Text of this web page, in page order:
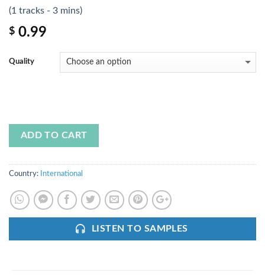
(1 tracks - 3 mins)
$ 0.99
Quality
ADD TO CART
Country: International
LISTEN TO SAMPLES